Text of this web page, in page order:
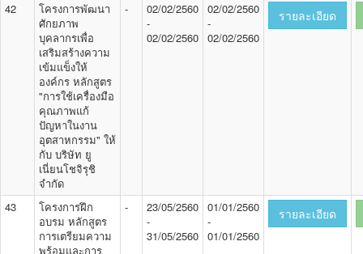
42
โครงการพัฒนา
ศักยภาพ
บุคลากรเพื่อ
เสริมสร้างความ
เข้มแข็งให้
องค์กร หลักสูตร
"การใช้เครื่องมือ
คุณภาพแก้
ปัญหาในงาน
อุตสาหกรรม" ให้
กับ บริษัท ยู
เนี่ยนโชจิรุชิ
จำกัด
-
02/02/2560
-
02/02/2560
02/02/2560
-
02/02/2560
รายละเอียด
43
โครงการฝึก
อบรม หลักสูตร
การเตรียมความ
พร้อมและการ
-
23/05/2560
-
31/05/2560
01/01/2560
-
01/01/2560
รายละเอียด